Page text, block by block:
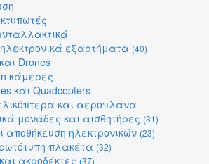
εξαρτήματα (40)
Drones
κάμερες
και Quadcopters
και αεροπλάνα
μονάδες και αισθητήρες (31)
αποθήκευση ηλεκτρονικών (23)
πλακέτα (32)
ακροδέκτες (37)